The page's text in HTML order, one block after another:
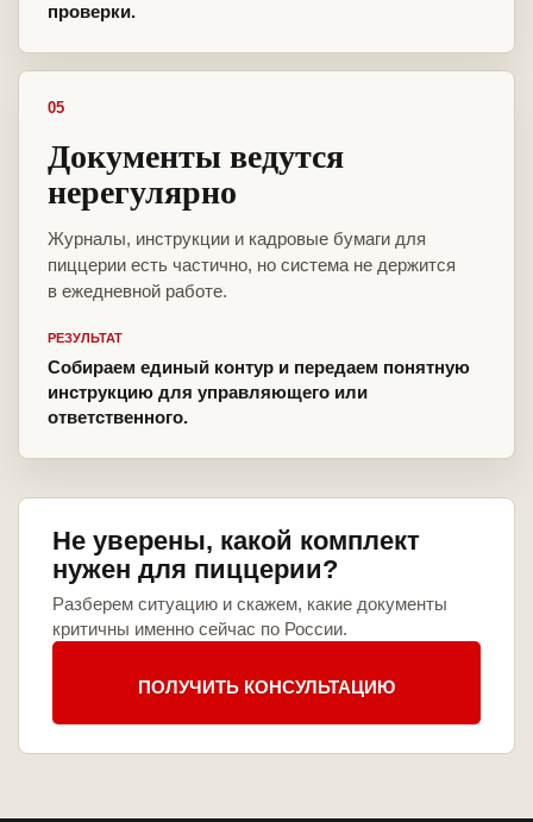
проверки.
05
Документы ведутся
нерегулярно
Журналы, инструкции и кадровые бумаги для
пиццерии есть частично, но система не держится
в ежедневной работе.
РЕЗУЛЬТАТ
Собираем единый контур и передаем понятную
инструкцию для управляющего или
ответственного.
Не уверены, какой комплект
нужен для пиццерии?
Разберем ситуацию и скажем, какие документы
критичны именно сейчас по России.
ПОЛУЧИТЬ КОНСУЛЬТАЦИЮ